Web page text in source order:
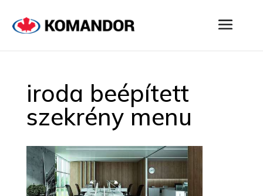
iroda beépített
szekrény menu